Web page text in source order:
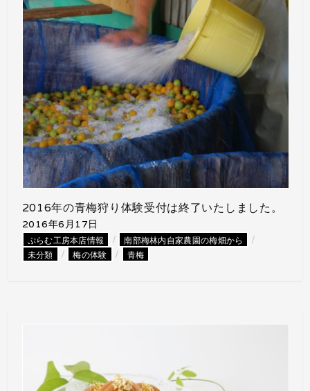
2016年の青梅狩り体験受付は終了いたしました。
2016年6月17日
ぷらむ工房本店情報 / 南部梅林内自家農園の梅畑から /
未分類 / 梅の体験 / 青梅